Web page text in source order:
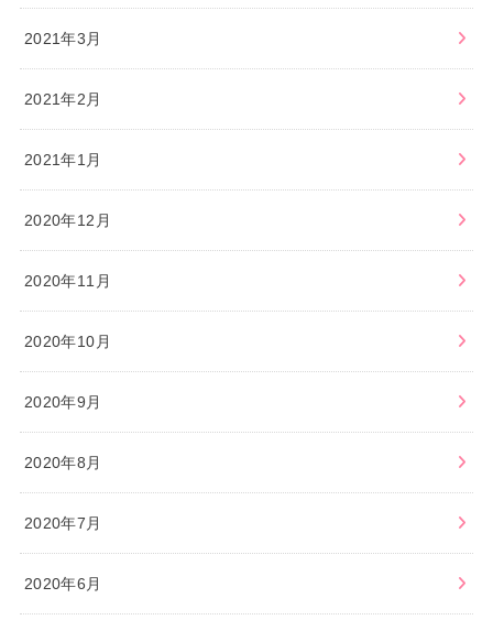
2021年3月
2021年2月
2021年1月
2020年12月
2020年11月
2020年10月
2020年9月
2020年8月
2020年7月
2020年6月